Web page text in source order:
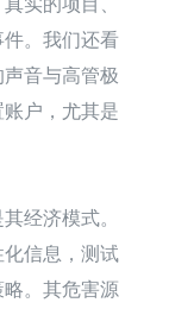
。我们还看
音与高管极
户，尤其是
经济模式。
信息，测试
。其危害源